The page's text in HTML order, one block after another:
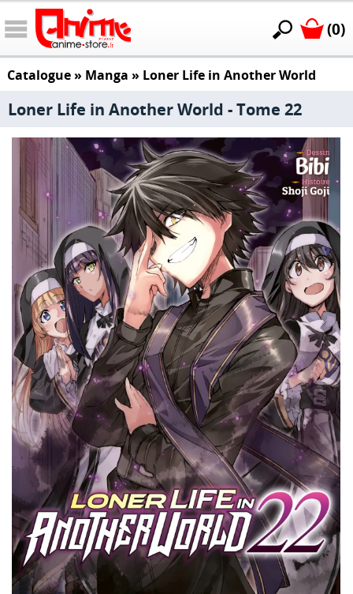
(0)
Catalogue» Manga » Loner Life in Another World
Loner Life in Another World - Tome 22